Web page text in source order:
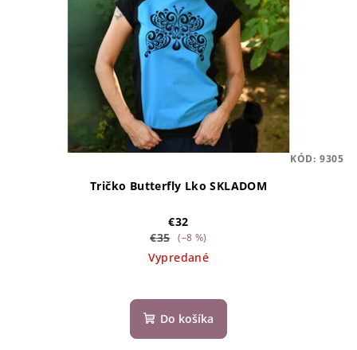
Tričko Butterfly Lko SKLADOM
€32
€35 (–8 %)
Vypredané
Do košíka
KÓD: 9305